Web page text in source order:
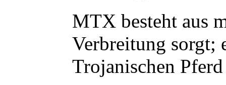
MTX besteht aus
Verbreitung sorgt;
Trojanischen